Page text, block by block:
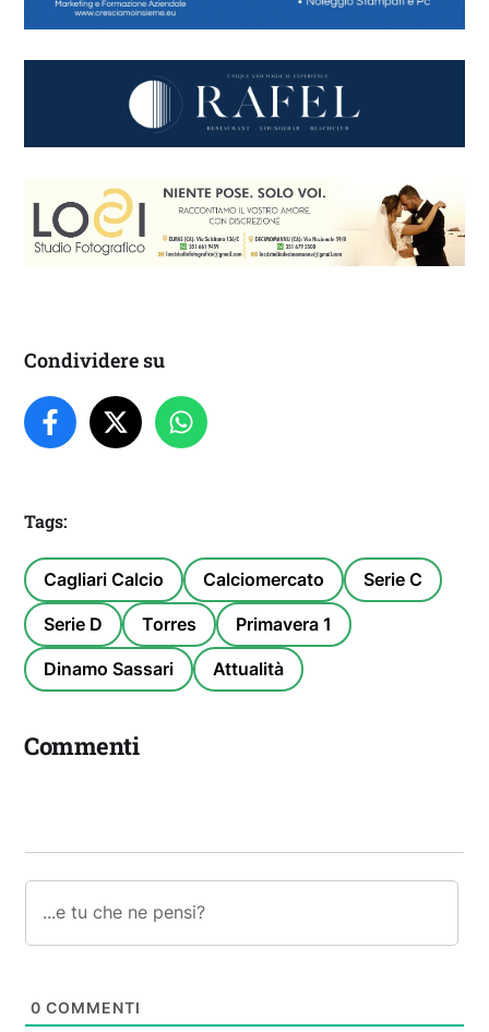
Condividere su
Tags:
Cagliari Calcio Calciomercato Serie C
Serie D Torres Primavera 1
Dinamo Sassari Attualità
Commenti
0 COMMENTI